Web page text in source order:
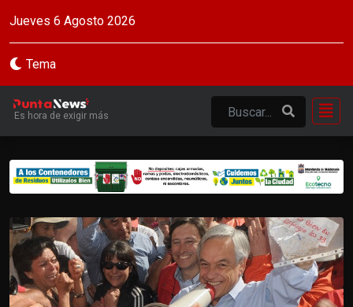
Jueves 6 Agosto 2026
Tema
Es hora de exigir más